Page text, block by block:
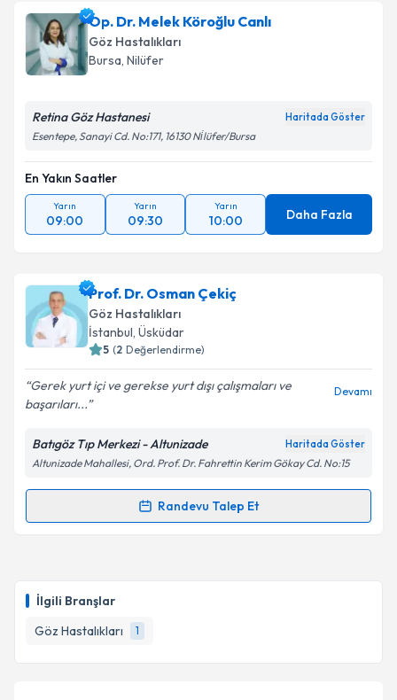
İlgili Branşlar
Göz Hastalıkları
1
için bir takvim hazırlandığında e-posta ile
bilgilendireceğiz.
E-posta Adresiniz
Kişisel verilerimin işlenmesine ilişkinAydınlatma
Metni
kapsamda işlenmesini kabul ediyorum.
Op. Dr. Melek Köroğlu Canlı
Göz Hastalıkları
Bursa, Nilüfer
Retina Göz Hastanesi Haritada Göster
Esentepe, Sanayi Cd. No:171, 16130 Ni̇lüfer/Bursa
En Yakın Saatler
Yarın
09:00
Yarın
09:30
Yarın
10:00 Daha Fazla
Prof. Dr. Osman Çekiç
Göz Hastalıkları
İstanbul, Üsküdar
5 (2 Değerlendirme)
Gerek yurt içi ve gerekse yurt dışı çalışmaları ve
başarıları...
Devamı
Batıgöz Tıp Merkezi - Altunizade Haritada Göster
Altunizade Mahallesi, Ord. Prof. Dr. Fahrettin Kerim Gökay Cd. No:15
Randevu Talep Et
Randevu Takvimi Talebi
takvim hazırlandığında e-posta ile bilgilendireceğiz.
E-posta Adresiniz